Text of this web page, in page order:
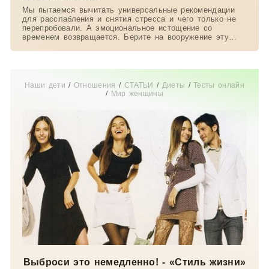
Мы пытаемся вычитать универсальные рекомендации
для расслабления и снятия стресса и чего только не
перепробовали. А эмоциональное истощение со
временем возвращается. Берите на вооружение эту
Наши дети / Отношения / СТАТЬИ / Диеты /Тесты онлайн
/ Мир женщины
Выброси это немедленно! - «Стиль жизни»